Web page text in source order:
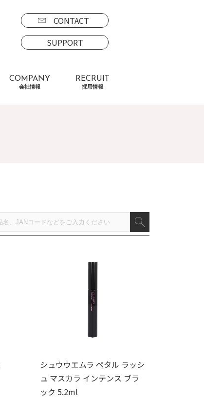
CONTACT
SUPPORT
COMPANY
会社情報
RECRUIT
採用情報
シュウウエムラ ペタル ラッシ
ュ マスカラ インテンス ブラ
ック 5.2ml